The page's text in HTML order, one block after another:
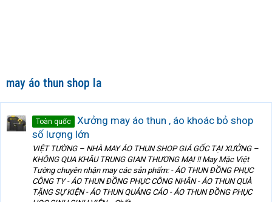
may áo thun shop la
Toàn quốc
Xưởng may áo thun , áo khoác bỏ shop
số lượng lớn
VIỆT TƯỜNG – NHÀ MAY ÁO THUN SHOP GIÁ GỐC TẠI XƯỞNG –
KHÔNG QUA KHÂU TRUNG GIAN THƯƠNG MẠI !! May Mặc Việt
Tường chuyên nhận may các sản phẩm: - ÁO THUN ĐỒNG PHỤC
CÔNG TY - ÁO THUN ĐỒNG PHỤC CÔNG NHÂN - ÁO THUN QUÀ
TẶNG SỰ KIỆN - ÁO THUN QUẢNG CÁO - ÁO THUN ĐỒNG PHỤC